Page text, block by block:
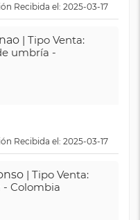
Recibida el: 2025-03-17
| Tipo Venta:
umbría -
Recibida el: 2025-03-17
| Tipo Venta:
- Colombia